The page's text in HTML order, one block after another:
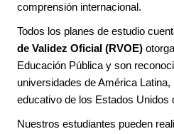
comprensión internacional.
Todos los planes de estudio
de Validez Oficial (RVOE)
Educación Pública y son
universidades de América
educativo de los Estados Unidos
Nuestros estudiantes pueden